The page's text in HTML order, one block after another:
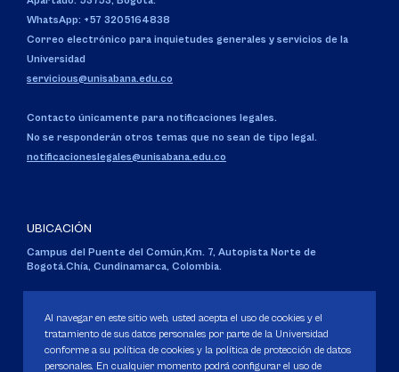
WhatsApp: +57 3205164838
Correo electrónico para inquietudes generales y servicios de la
Universidad
servicious@unisabana.edu.co
Contacto únicamente para notificaciones legales.
No se responderán otros temas que no sean de tipo legal.
notificacioneslegales@unisabana.edu.co
UBICACIÓN
Campus del Puente del Común,Km. 7, Autopista Norte de
Bogotá.Chía, Cundinamarca, Colombia.
Personería Jurídica:Resolución 130 del 14 de enero de 1980.
Ministerio de Educación Nacional.
Al navegar en este sitio web, usted acepta el uso de cookies y el
tratamiento de sus datos personales por parte de la Universidad
conforme a su política de cookies y la política de protección de datos
personales. En cualquier momento podrá configurar el uso de